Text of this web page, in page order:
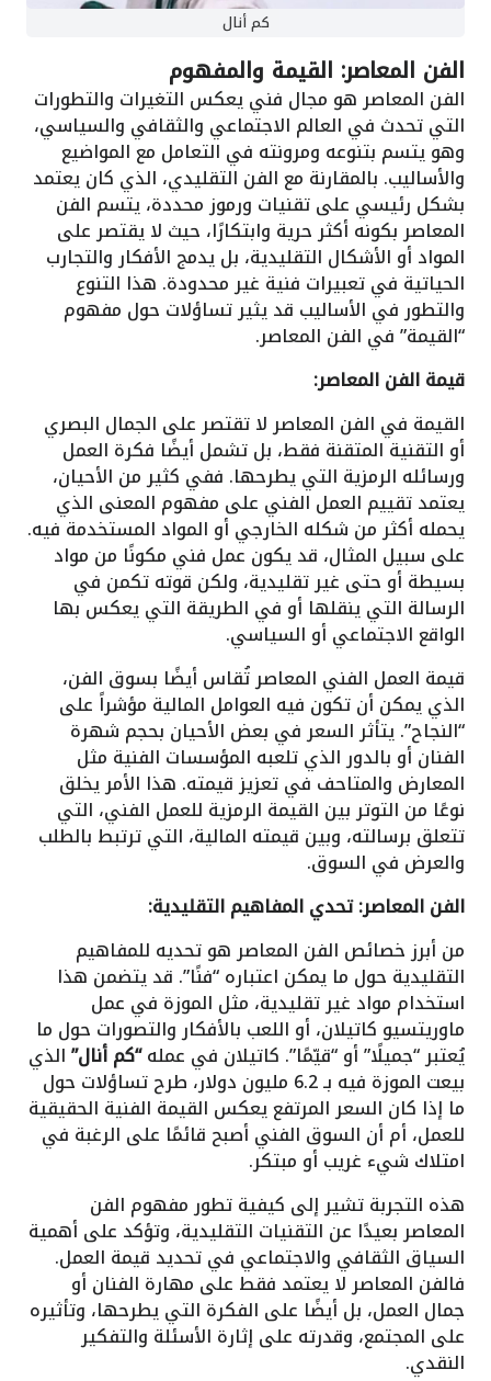
كم أنال
الفن المعاصر: القيمة والمفهوم
الفن المعاصر هو مجال فني يعكس التغيرات والتطورات
التي تحدث في العالم الاجتماعي والثقافي والسياسي،
وهو يتسم بتنوعه ومرونته في التعامل مع المواضيع
والأساليب. بالمقارنة مع الفن التقليدي، الذي كان يعتمد
بشكل رئيسي على تقنيات ورموز محددة، يتسم الفن
المعاصر بكونه أكثر حرية وابتكارًا، حيث لا يقتصر على
المواد أو الأشكال التقليدية، بل يدمج الأفكار والتجارب
الحياتية في تعبيرات فنية غير محدودة. هذا التنوع
والتطور في الأساليب قد يثير تساؤلات حول مفهوم
“القيمة” في الفن المعاصر.
قيمة الفن المعاصر:
القيمة في الفن المعاصر لا تقتصر على الجمال البصري
أو التقنية المتقنة فقط، بل تشمل أيضًا فكرة العمل
ورسائله الرمزية التي يطرحها. ففي كثير من الأحيان،
يعتمد تقييم العمل الفني على مفهوم المعنى الذي
يحمله أكثر من شكله الخارجي أو المواد المستخدمة فيه.
على سبيل المثال، قد يكون عمل فني مكونًا من مواد
بسيطة أو حتى غير تقليدية، ولكن قوته تكمن في
الرسالة التي ينقلها أو في الطريقة التي يعكس بها
الواقع الاجتماعي أو السياسي.
قيمة العمل الفني المعاصر تُقاس أيضًا بسوق الفن،
الذي يمكن أن تكون فيه العوامل المالية مؤشراً على
“النجاح”. يتأثر السعر في بعض الأحيان بحجم شهرة
الفنان أو بالدور الذي تلعبه المؤسسات الفنية مثل
المعارض والمتاحف في تعزيز قيمته. هذا الأمر يخلق
نوعًا من التوتر بين القيمة الرمزية للعمل الفني، التي
تتعلق برسالته، وبين قيمته المالية، التي ترتبط بالطلب
والعرض في السوق.
الفن المعاصر: تحدي المفاهيم التقليدية:
من أبرز خصائص الفن المعاصر هو تحديه للمفاهيم
التقليدية حول ما يمكن اعتباره “فنًا”. قد يتضمن هذا
استخدام مواد غير تقليدية، مثل الموزة في عمل
ماوريتسيو كاتيلان، أو اللعب بالأفكار والتصورات حول ما
يُعتبر “جميلًا” أو “قيّمًا”. كاتيلان في عمله“كم أنال”الذي
بيعت الموزة فيه بـ 6.2 مليون دولار، طرح تساؤلات حول
ما إذا كان السعر المرتفع يعكس القيمة الفنية الحقيقية
للعمل، أم أن السوق الفني أصبح قائمًا على الرغبة في
امتلاك شيء غريب أو مبتكر.
هذه التجربة تشير إلى كيفية تطور مفهوم الفن
المعاصر بعيدًا عن التقنيات التقليدية، وتؤكد على أهمية
السياق الثقافي والاجتماعي في تحديد قيمة العمل.
فالفن المعاصر لا يعتمد فقط على مهارة الفنان أو
جمال العمل، بل أيضًا على الفكرة التي يطرحها، وتأثيره
على المجتمع، وقدرته على إثارة الأسئلة والتفكير
النقدي.